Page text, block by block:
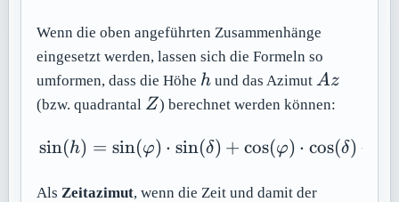
Wenn die oben angeführten Zusammenhänge
eingesetzt werden, lassen sich die Formeln so
umformen, dass die Höhe h
h und das AzimutAz
Az
(bzw. quadrantal Z
Z) berechnet werden können:
\sin(h) =
sin(h) = sin(φ) ⋅ sin(δ) + cos(φ) ⋅ cos(δ) ⋅
AlsZeitazimut, wenn die Zeit und damit der